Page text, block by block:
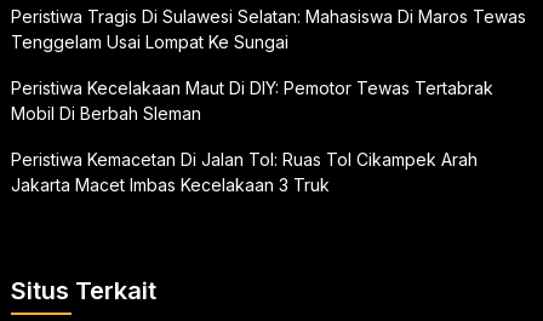
Peristiwa Tragis Di Sulawesi Selatan: Mahasiswa Di Maros Tewas
Tenggelam Usai Lompat Ke Sungai
Peristiwa Kecelakaan Maut Di DIY: Pemotor Tewas Tertabrak
Mobil Di Berbah Sleman
Peristiwa Kemacetan Di Jalan Tol: Ruas Tol Cikampek Arah
Jakarta Macet Imbas Kecelakaan 3 Truk
Situs Terkait